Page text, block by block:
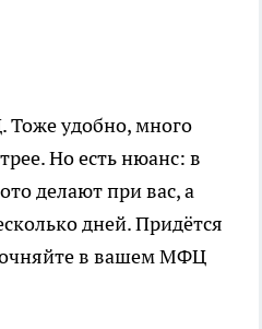
удобно, много
Но есть нюанс: в
делают при вас, а
дней. Придётся
в вашем МФЦ